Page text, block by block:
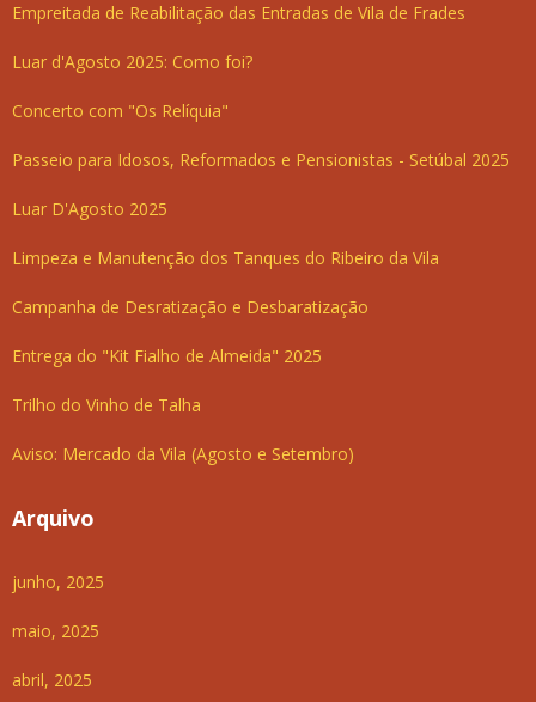
Empreitada de Reabilitação das Entradas de Vila de Frades
Luar d'Agosto 2025: Como foi?
Concerto com "Os Relíquia"
Passeio para Idosos, Reformados e Pensionistas - Setúbal 2025
Luar D'Agosto 2025
Limpeza e Manutenção dos Tanques do Ribeiro da Vila
Campanha de Desratização e Desbaratização
Entrega do "Kit Fialho de Almeida" 2025
Trilho do Vinho de Talha
Aviso: Mercado da Vila (Agosto e Setembro)
Arquivo
junho, 2025
maio, 2025
abril, 2025